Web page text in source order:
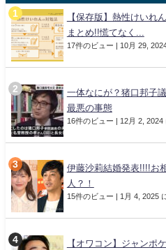
【保存版】熱性けいれ
まとめ!!慌てなく...
17件のビュー | 10月 29,
一体なにが？猪口邦子議
最悪の事態
16件のビュー | 12月 2, 2024
伊藤沙莉結婚発表!!!!お
人？！
15件のビュー | 1月 4, 2025
【オワコン】ジャンポ